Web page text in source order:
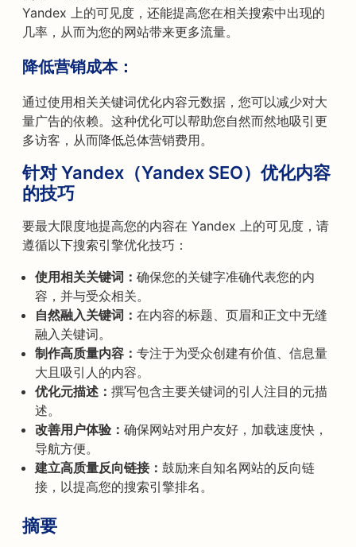
Yandex 上的可见度，还能提高您在相关搜索中出现的
几率，从而为您的网站带来更多流量。
降低营销成本：
通过使用相关关键词优化内容元数据，您可以减少对大
量广告的依赖。这种优化可以帮助您自然而然地吸引更
多访客，从而降低总体营销费用。
针对 Yandex（Yandex SEO）优化内容
的技巧
要最大限度地提高您的内容在 Yandex 上的可见度，请
遵循以下搜索引擎优化技巧：
使用相关关键词： 确保您的关键字准确代表您的内
容，并与受众相关。
自然融入关键词： 在内容的标题、页眉和正文中无缝
融入关键词。
制作高质量内容： 专注于为受众创建有价值、信息量
大且吸引人的内容。
优化元描述： 撰写包含主要关键词的引人注目的元描
述。
改善用户体验： 确保网站对用户友好，加载速度快，
导航方便。
建立高质量反向链接： 鼓励来自知名网站的反向链
接，以提高您的搜索引擎排名。
摘要